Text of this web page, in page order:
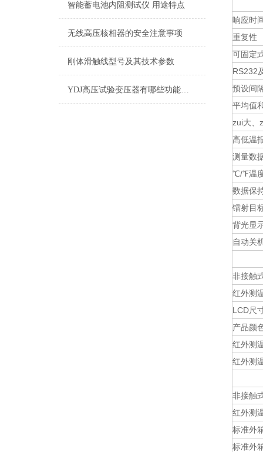
智能蓄电池内阻测试仪 用途特点
无线高压核相器的安全注意事项
刚体滑触线型号及其技术参数
YDJ高压试验变压器有哪些功能及用途
响应时
重复性
可固定
RS232
预设间
平均值
zui大、
高低温
测量数
℃/℉温
数据保
镭射目
背光显
自动关
非接触
红外测
LCD尺
产品颜
红外测
红外测
非接触
红外测
标准外
标准外